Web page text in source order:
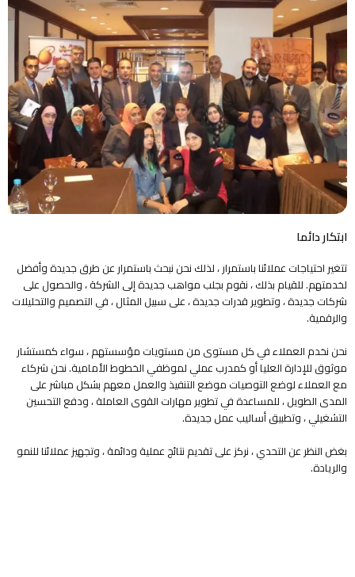
ابتكار دائما
تتغير احتياجات عملائنا باستمرار ، لذلك نحن نبحث باستمرار عن طرق جديدة وأفضل
لخدمتهم. للقيام بذلك ، نقوم بجلب مواهب جديدة إلى الشركة ، والحصول على
شركات جديدة ، وتطوير قدرات جديدة ، على سبيل المثال ، في التصميم والتحليلات
والرقمية.
نحن نخدم العملاء في كل مستوى من مستويات مؤسستهم ، سواء كمستشار
موثوق للإدارة العليا أو كمدرب عملي لموظفي الخطوط الأمامية. نحن شركاء
مع العملاء لوضع التوصيات موضع التنفيذ والعمل معهم بشكل مباشر على
المدى الطويل ، للمساعدة في تطوير مهارات القوى العاملة ، ودفع التحسين
التشغيلي ، وتطبيق أساليب عمل جديدة.
بغض النظر عن التحدي ، نركز على تقديم نتائج عملية ودائمة ، وتجهيز عملائنا للنمو
والريادة.